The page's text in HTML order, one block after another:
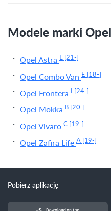
Modele marki Opel
Opel Astra L [21-]
Opel Combo Van E [18-]
Opel Frontera I [24-]
Opel Mokka B [20-]
Opel Vivaro C [19-]
Opel Zafira Life A [19-]
Pobierz aplikację